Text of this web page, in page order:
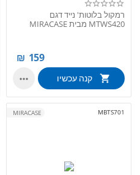
רמקול בלוטות' נייד דגם
MTWS420 מבית MIRACASE
159
₪
קנה עכשיו 
MBTS701
MIRACASE